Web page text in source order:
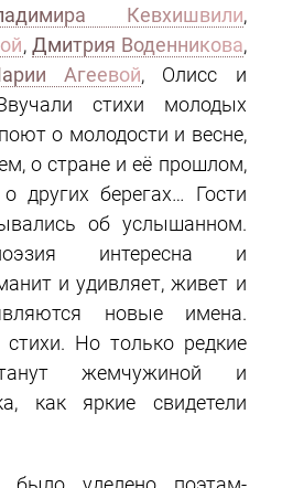
Кевхишвили,
, Дмитрия Воденникова,
Агеевой, Олисс и
стихи молодых
о молодости и весне,
о стране и её прошлом,
других берегах… Гости
об услышанном.
интересна и
и удивляет, живет и
новые имена.
Но только редкие
жемчужиной и
как яркие свидетели